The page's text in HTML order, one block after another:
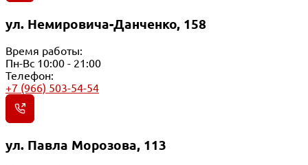
ул. Немировича-Данченко, 158
Время работы:
Пн-Вс 10:00 - 21:00
Телефон:
+7 (966) 503-54-54
ул. Павла Морозова, 113